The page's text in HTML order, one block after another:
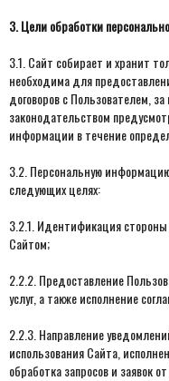
3. Цели обработки
3.1. Сайт собирает и хранит
необходима для
договоров с Пользователем,
законодательством
информации в течение
3.2. Персональную
следующих целях:
3.2.1. Идентификация стороны
Сайтом;
2.2.2. Предоставление
услуг, а также исполнение
2.2.3. Направление
использования Сайта,
обработка запросов и заявок